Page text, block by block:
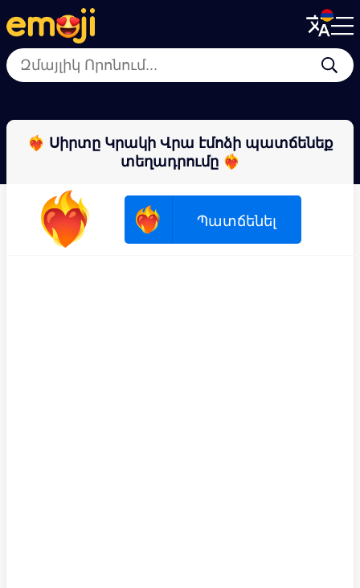
Menu
Close
Menu
Close
❤️‍🔥 Սիրտը Կրակի Վրա էմոձի պատճենեք
տեղադրումը ❤️‍🔥
❤️‍🔥 ❤️‍🔥 Պատճենել